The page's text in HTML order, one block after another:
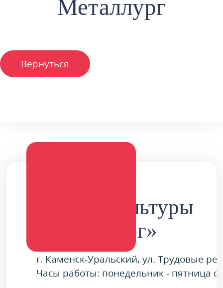
Металлург
Вернуться
Дворец культуры
«Металлург»
г. Каменск-Уральский, ул. Трудовые
Часы работы: понедельник - пятница с